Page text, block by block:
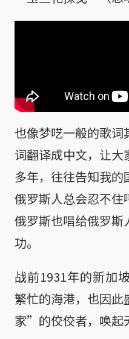
也像梦呓一般的歌
词翻译成中文，让
多年，往往告知我
俄罗斯人总会忍不住
俄罗斯也唱给俄罗斯
功。
战前1931年的新加
繁忙的海港，也因
家”的佼佼者，唤起